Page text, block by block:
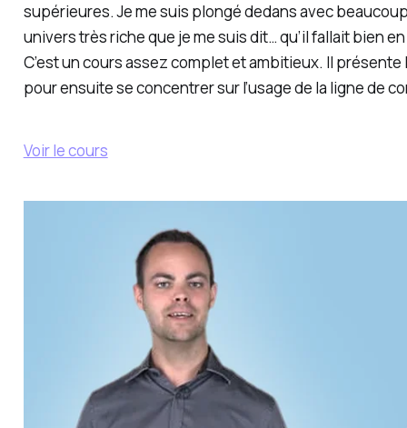
supérieures. Je me suis plongé dedans avec
univers très riche que je me suis dit… qu’il fallait bien
C’est un cours assez complet et ambitieux. Il
pour ensuite se concentrer sur l’usage de la ligne de
Voir le cours